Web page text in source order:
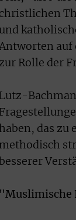
und
auf
zur Rolle der
Lutz-
das zu
"Muslimische